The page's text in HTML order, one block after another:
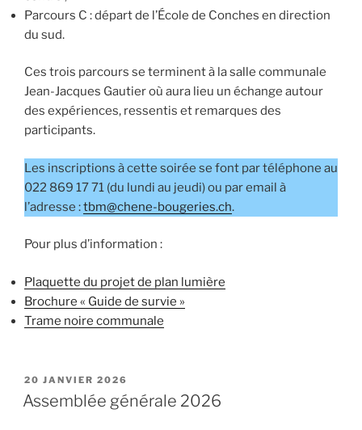
Parcours C : départ de l’École de Conches en direction
du sud.
Ces trois parcours se terminent à la salle communale
Jean-Jacques Gautier où aura lieu un échange autour
des expériences, ressentis et remarques des
participants.
Les inscriptions à cette soirée se font par téléphone au
022 869 17 71 (du lundi au jeudi) ou par email à
l’adresse :tbm@chene-bougeries.ch.
Pour plus d’information :
Plaquette du projet de plan lumière
Brochure « Guide de survie »
Trame noire communale
PUBLIÉ
LE
20 JANVIER 2026
Assemblée générale 2026